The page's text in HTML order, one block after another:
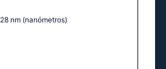
28 nm (nanómetros)